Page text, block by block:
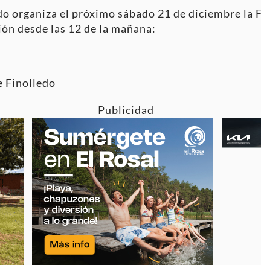
organiza el próximo sábado 21 de diciembre la
desde las 12 de la mañana:
Finolledo
Publicidad